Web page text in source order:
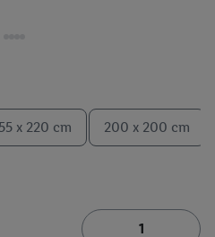
x 220 cm 200 x 200 cm